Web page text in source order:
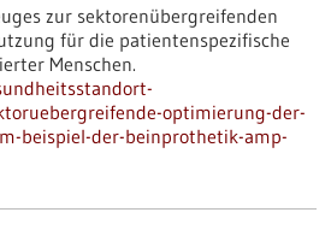
zur sektorenübergreifenden
für die patientenspezifische
Menschen.
optimierung-der-
beispiel-der-beinprothetik-amp-